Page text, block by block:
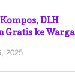
DLH
Gratis ke Warga
2025